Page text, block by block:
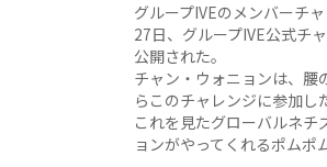
グループIVEのメンバーチ
27日、グループIVE公式チ
公開された。
チャン・ウォニョンは、腰
らこのチャレンジに参加し
これを見たグローバルネチ
ョンがやってくれるポムポ